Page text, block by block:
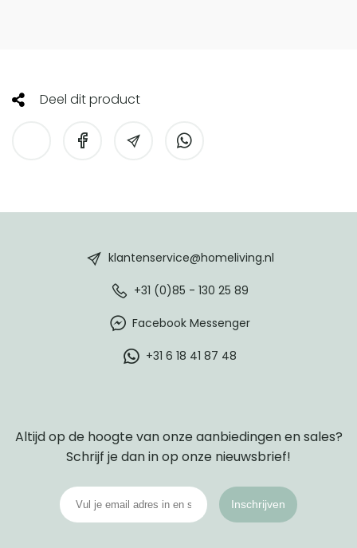
Deel dit product
klantenservice@homeliving.nl
+31 (0)85 - 130 25 89
Facebook Messenger
+31 6 18 41 87 48
Altijd op de hoogte van onze aanbiedingen en sales?
Schrijf je dan in op onze nieuwsbrief!
Inschrijven